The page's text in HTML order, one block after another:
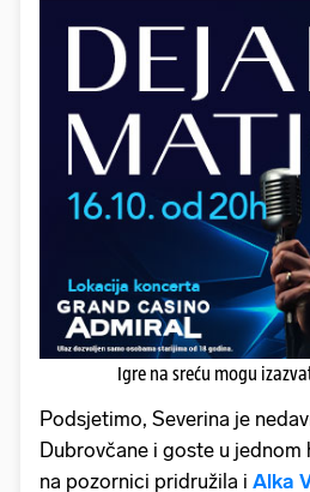
Igre na sreću mogu
Podsjetimo, Severina je
Dubrovčane i goste u jednom
na pozornici pridružila i Alka